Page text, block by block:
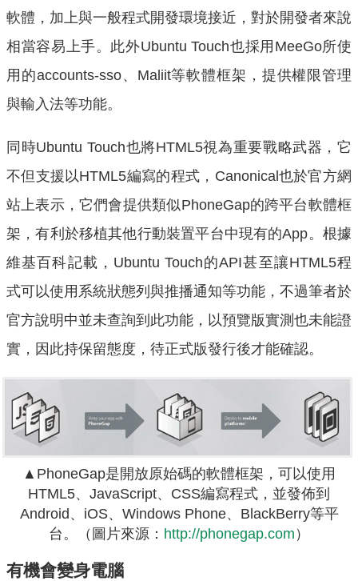
軟體，加上與一般程式開發環境接近，對於開發者來說
相當容易上手。此外Ubuntu Touch也採用MeeGo所使
用的accounts-sso、Maliit等軟體框架，提供權限管理
與輸入法等功能。
同時Ubuntu Touch也將HTML5視為重要戰略武器，它
不但支援以HTML5編寫的程式，Canonical也於官方網
站上表示，它們會提供類似PhoneGap的跨平台軟體框
架，有利於移植其他行動裝置平台中現有的App。根據
維基百科記載，Ubuntu Touch的API甚至讓HTML5程
式可以使用系統狀態列與推播通知等功能，不過筆者於
官方說明中並未查詢到此功能，以預覽版實測也未能證
實，因此持保留態度，待正式版發行後才能確認。
▲PhoneGap是開放原始碼的軟體框架，可以使用
HTML5、JavaScript、CSS編寫程式，並發佈到
Android、iOS、Windows Phone、BlackBerry等平
台。（圖片來源： http://phonegap.com ）
有機會變身電腦